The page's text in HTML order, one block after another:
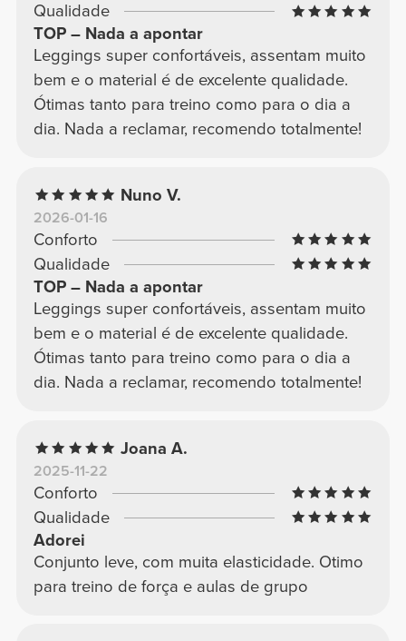
Qualidade
TOP – Nada a apontar
Leggings super confortáveis, assentam muito
bem e o material é de excelente qualidade.
Ótimas tanto para treino como para o dia a
dia. Nada a reclamar, recomendo totalmente!
Nuno V.
2026-01-16
Conforto
Qualidade
TOP – Nada a apontar
Leggings super confortáveis, assentam muito
bem e o material é de excelente qualidade.
Ótimas tanto para treino como para o dia a
dia. Nada a reclamar, recomendo totalmente!
Joana A.
2025-11-22
Conforto
Qualidade
Adorei
Conjunto leve, com muita elasticidade. Otimo
para treino de força e aulas de grupo